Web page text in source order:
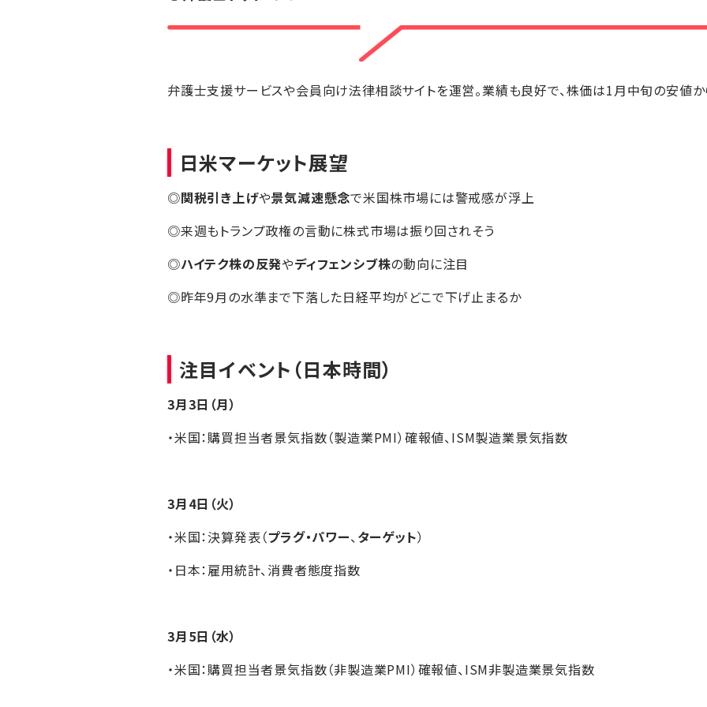
弁護士支援サービスや会員向け法律相談サイトを運営。業績も良好で、株価は1月中旬の安値か
日米マーケット展望
◎関税引き上げや景気減速懸念で米国株市場には警戒感が浮上
◎来週もトランプ政権の言動に株式市場は振り回されそう
◎ハイテク株の反発やディフェンシブ株の動向に注目
◎昨年9月の水準まで下落した日経平均がどこで下げ止まるか
注目イベント（日本時間）
3月3日（月）
・米国：購買担当者景気指数（製造業PMI）確報値、ISM製造業景気指数
3月4日（火）
・米国：決算発表（プラグ・パワー、 ターゲット）
・日本：雇用統計、消費者態度指数
3月5日（水）
・米国：購買担当者景気指数（非製造業PMI）確報値、ISM非製造業景気指数